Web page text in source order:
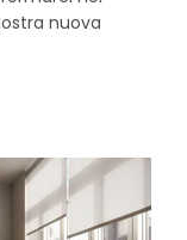
nuova